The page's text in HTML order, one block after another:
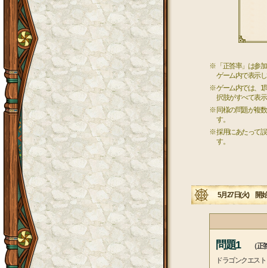
※ 「正答率」は参
ゲーム内で表示
※ ゲーム内では、1
択肢がすべて表
※ 同様の問題が複
す。
※ 採用にあたって
す。
5月27日(火) 開始
問題1
（
ドラゴンクエス